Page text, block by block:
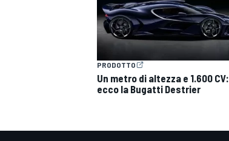
PRODOTTO
Un metro di altezza e 1.600 CV:
ecco la Bugatti Destrier